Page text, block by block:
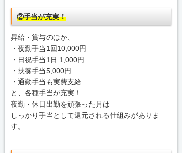
②手当が充実！
昇給・賞与のほか、
・夜勤手当1回10,000円
・日祝手当1日 1,000円
・扶養手当5,000円
・通勤手当も実費支給
と、各種手当が充実！
夜勤・休日出勤を頑張った月は
しっかり手当として還元される仕組みがありま
す。